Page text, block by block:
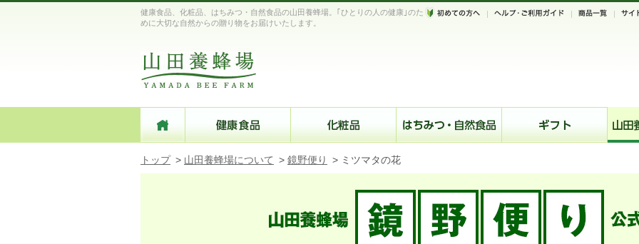
健康食品、化粧品、はちみつ・自然食品の山田養蜂場。｢ひとりの人の健康｣のた
めに大切な自然からの贈り物をお届けいたします。
トップ > 山田養蜂場について > 鏡野便り > ミツマタの花